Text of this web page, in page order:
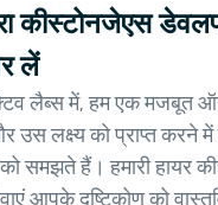
कीस्टोनजेएस
लें
लैब्स में, हम एक मजबूत
उस लक्ष्य को प्राप्त करने में
समझते हैं। हमारी हायर
आपके दृष्टिकोण को